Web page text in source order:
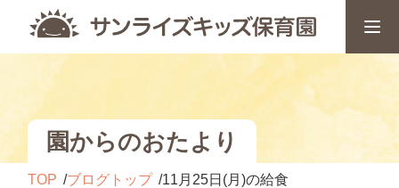
園からのおたより
TOP ブログトップ 11月25日(月)の給食